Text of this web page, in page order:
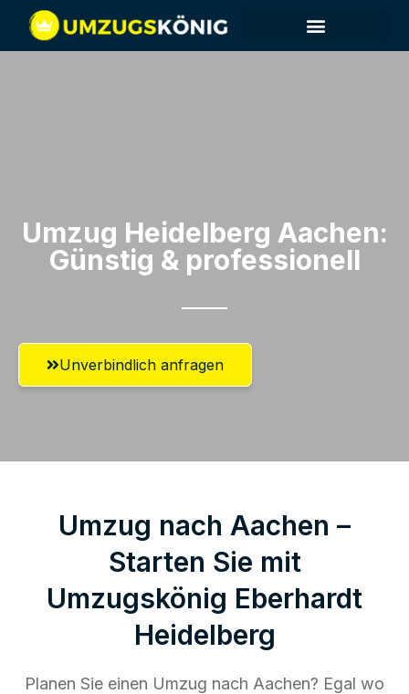
Umzug Heidelberg​ Aachen:
Günstig & professionell​
Unverbindlich anfragen
Umzug nach Aachen –
Starten Sie mit
Umzugskönig Eberhardt
Heidelberg
Planen Sie einen Umzug nach Aachen? Egal wo